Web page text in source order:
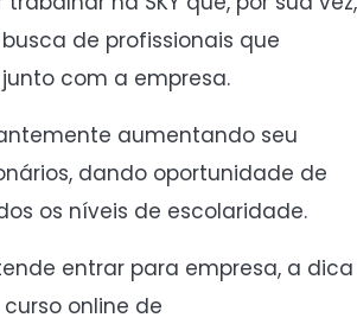
de profissionais que
com a empresa.
aumentando seu
dando oportunidade de
os níveis de escolaridade.
entrar para empresa, a dica
online de